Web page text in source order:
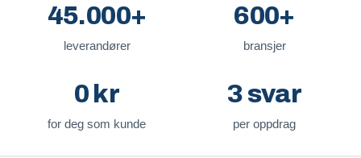
45.000+
leverandører
600+
bransjer
0 kr
for deg som kunde
3 svar
per oppdrag